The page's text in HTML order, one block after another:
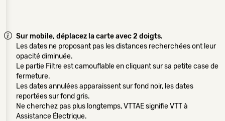
Sur mobile, déplacez la carte avec 2 doigts.
Les dates ne proposant pas les distances recherchées ont leur
opacité diminuée.
Le partie Filtre est camouflable en cliquant sur sa petite case de
fermeture.
Les dates annulées apparaissent sur fond noir, les dates
reportées sur fond gris.
Ne cherchez pas plus longtemps, VTTAE signifie VTT à
Assistance Électrique.